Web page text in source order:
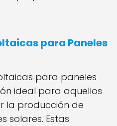
para Paneles
para paneles
ideal para aquellos
la producción de
solares. Estas